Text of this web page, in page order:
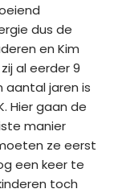
dus de
en Kim
al eerder 9
aantal jaren is
Hier gaan de
manier
ze eerst
een keer te
toch